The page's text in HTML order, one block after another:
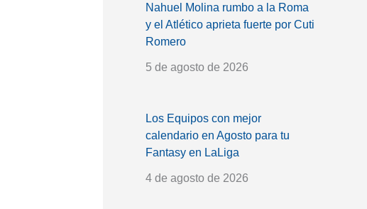
Nahuel Molina rumbo a la Roma
y el Atlético aprieta fuerte por Cuti
Romero
5 de agosto de 2026
Los Equipos con mejor
calendario en Agosto para tu
Fantasy en LaLiga
4 de agosto de 2026